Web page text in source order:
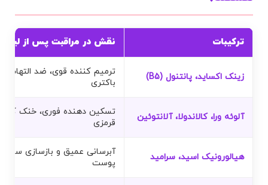
ترکیبات نقش در مراقبت پس از لیزر
زینک اکساید، پانتنول (B5)
ترمیم کننده قوی، ضد التهاب
باکتری
آلوئه ورا، کالاندولا، آلانتوئین
تسکین دهنده فوری، خنک
قرمزی
هیالورونیک اسید، سرامید
آبرسانی عمیق و بازسازی سد
پوست